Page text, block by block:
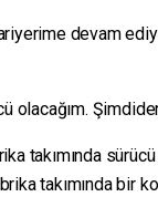
devam
olacağım.
takımında
takımında bir